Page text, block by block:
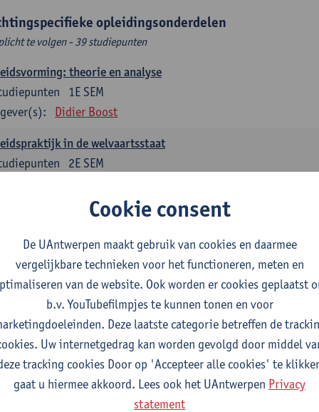
opleidingsonderdelen
te volgen - 39 studiepunten
theorie en analyse
1E SEM
Didier Boost
in de welvaartsstaat
2E SEM
sociaal Werk
Stijn Oosterlynck
en sociale innovatie
1E SEM
studiepunten
Pieter Cools
diversiteit en transnationaal sociaal werk
2E SEM
studiepunten
Cookie consent
De UAntwerpen maakt gebruik van cookies en daarmee
vergelijkbare technieken voor het functioneren, meten en
van de website. Ook worden er cookies geplaatst
b.v. YouTubefilmpjes te kunnen tonen en voor
Deze laatste categorie betreffen de
Uw internetgedrag kan worden gevolgd door middel
tracking cookies Door op 'Accepteer alle cookies' te
gaat u hiermee akkoord. Lees ook het UAntwerpen Privacy
statement